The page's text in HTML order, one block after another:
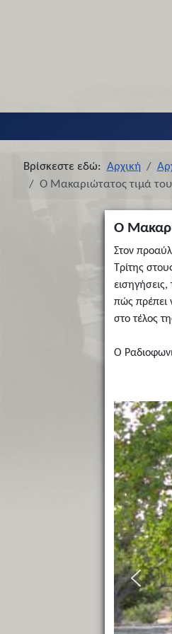
Βρίσκεστε εδώ: Αρχική
Ο Μακαριώτατος τιμά
Ο
Στον
Τρίτης
πώς πρέπει
στο τέλος
Ο